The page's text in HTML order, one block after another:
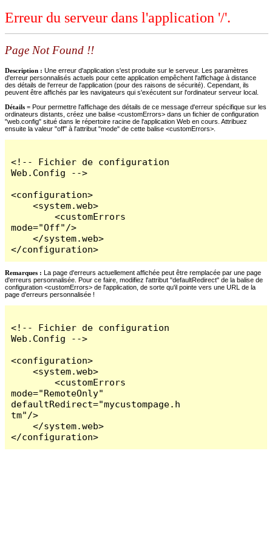
Erreur du serveur dans l'application '/'.
Page Not Found !!
Description : Une erreur d'application s'est produite sur le serveur. Les paramètres
d'erreur personnalisés actuels pour cette application empêchent l'affichage à distance
des détails de l'erreur de l'application (pour des raisons de sécurité). Cependant, ils
peuvent être affichés par les navigateurs qui s'exécutent sur l'ordinateur serveur local.
Détails = Pour permettre l'affichage des détails de ce message d'erreur spécifique sur les
ordinateurs distants, créez une balise <customErrors> dans un fichier de configuration
"web.config" situé dans le répertoire racine de l'application Web en cours. Attribuez
ensuite la valeur "off" à l'attribut "mode" de cette balise <customErrors>.
<!-- Fichier de configuration
Web.Config -->
<configuration>
    <system.web>
        <customErrors
mode="Off"/>
    </system.web>
</configuration>
Remarques : La page d'erreurs actuellement affichée peut être remplacée par une page
d'erreurs personnalisée. Pour ce faire, modifiez l'attribut "defaultRedirect" de la balise de
configuration <customErrors> de l'application, de sorte qu'il pointe vers une URL de la
page d'erreurs personnalisée !
<!-- Fichier de configuration
Web.Config -->
<configuration>
    <system.web>
        <customErrors
mode="RemoteOnly"
defaultRedirect="mycustompage.h
tm"/>
    </system.web>
</configuration>